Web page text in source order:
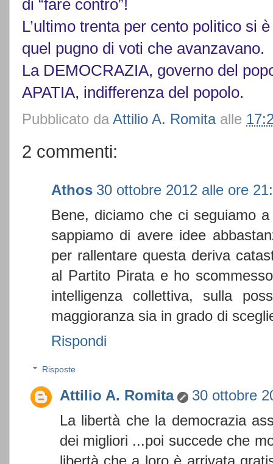
di “fare contro”!
L’ultimo trenta per cento politico si
quel pugno di voti che avanzavano.
La DEMOCRAZIA, governo del
APATIA, indifferenza del popolo.
Pubblicato da Attilio A. Romita alle
2 commenti:
Athos 30 ottobre 2012 alle ore
Bene, diciamo che ci seguiamo
sappiamo di avere idee
per rallentare questa deriva
al Partito Pirata e ho
intelligenza collettiva, sulla
maggioranza sia in grado di
Rispondi
Risposte
Attilio A. Romita
30 ottobre
La libertà che la democrazia
dei migliori ...poi succede che
libertà che a loro è arrivata